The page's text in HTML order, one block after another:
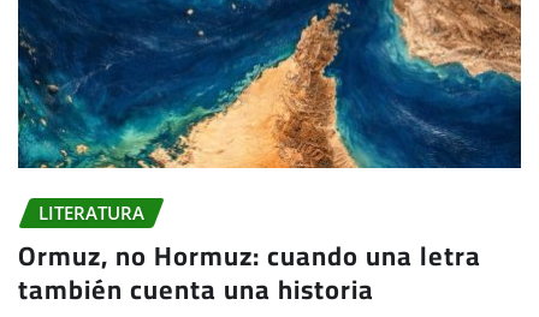
LITERATURA
Ormuz, no Hormuz: cuando una letra
también cuenta una historia